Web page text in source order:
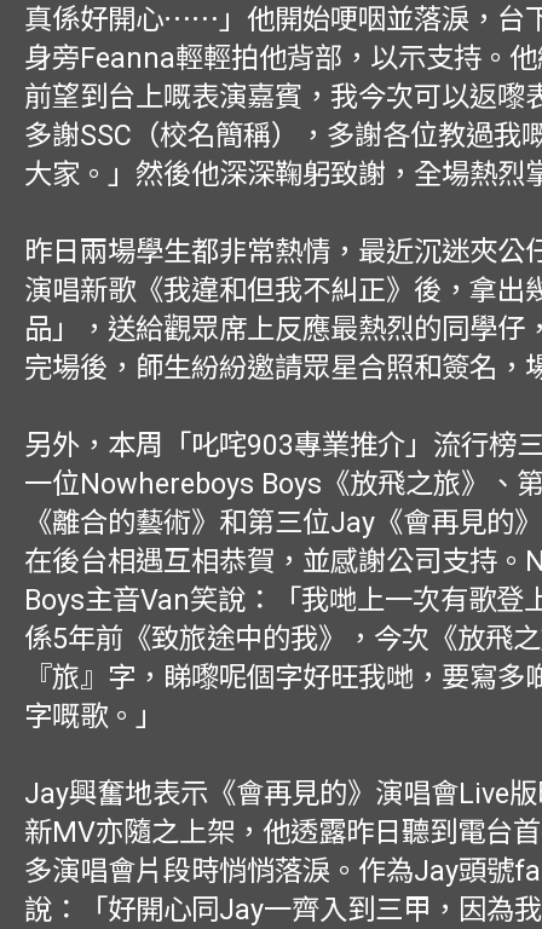
真係好開心⋯⋯」他開始哽咽並落淚，台
身旁Feanna輕輕拍他背部，以示支持。
前望到台上嘅表演嘉賓，我今次可以返嚟
多謝SSC（校名簡稱），多謝各位教過我
大家。」然後他深深鞠躬致謝，全場熱烈
昨日兩場學生都非常熱情，最近沉迷夾公
演唱新歌《我違和但我不糾正》後，拿出
品」，送給觀眾席上反應最熱烈的同學仔
完場後，師生紛紛邀請眾星合照和簽名，
另外，本周「叱咤903專業推介」流行榜
一位Nowhereboys Boys《放飛之旅》、
《離合的藝術》和第三位Jay《會再見的
在後台相遇互相恭賀，並感謝公司支持。
Boys主音Van笑說：「我哋上一次有歌登
係5年前《致旅途中的我》，今次《放飛
『旅』字，睇嚟呢個字好旺我哋，要寫多
字嘅歌。」
Jay興奮地表示《會再見的》演唱會Live
新MV亦隨之上架，他透露昨日聽到電台
多演唱會片段時悄悄落淚。作為Jay頭號
說：「好開心同Jay一齊入到三甲，因為